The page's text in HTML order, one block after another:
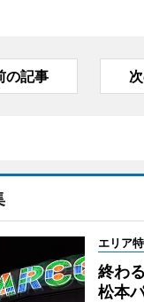
の記事
エリア
終わ
松本